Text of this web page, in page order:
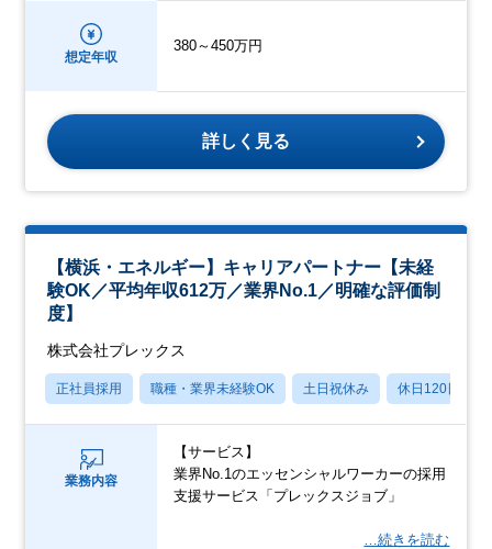
想定年収
380～450万円
詳しく見る
【横浜・エネルギー】キャリアパートナー【未経
験OK／平均年収612万／業界No.1／明確な評価制
度】
株式会社プレックス
正社員採用 職種・業界未経験OK 土日祝休み 休日120日以上
業務内容
【サービス】
業界No.1のエッセンシャルワーカーの採用
支援サービス「プレックスジョブ」
…続きを読む